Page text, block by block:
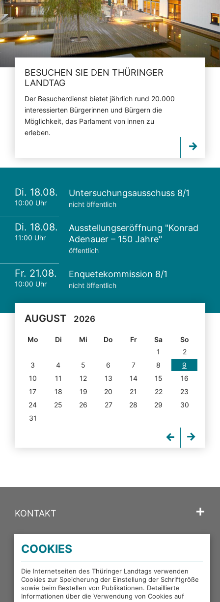
BESUCHEN SIE DEN THÜRINGER
LANDTAG
Der Besucherdienst bietet jährlich rund 20.000
interessierten Bürgerinnen und Bürgern die
Möglichkeit, das Parlament von innen zu
erleben.
Di. 18.08.
10:00 Uhr
Untersuchungsausschuss 8/1
nicht öffentlich
Di. 18.08.
11:00 Uhr
Ausstellungseröffnung "Konrad
Adenauer – 150 Jahre"
öffentlich
Fr. 21.08.
10:00 Uhr
Enquetekommission 8/1
nicht öffentlich
AUGUST 2026
Mo Di Mi Do Fr Sa
So
1
2
3
4 5 6 7 8
9
10
11 12 13 14 15
16
17
18 19 20 21 22
23
24
25 26 27 28 29
30
31
KONTAKT
PORTALE DES THÜRINGER LANDTAGS
EXTERNE LINKS
COOKIES
Die Internetseiten des Thüringer Landtags verwenden
Cookies zur Speicherung der Einstellung der Schriftgröße
sowie beim Bestellen von Publikationen. Detaillierte
Informationen über die Verwendung von Cookies auf